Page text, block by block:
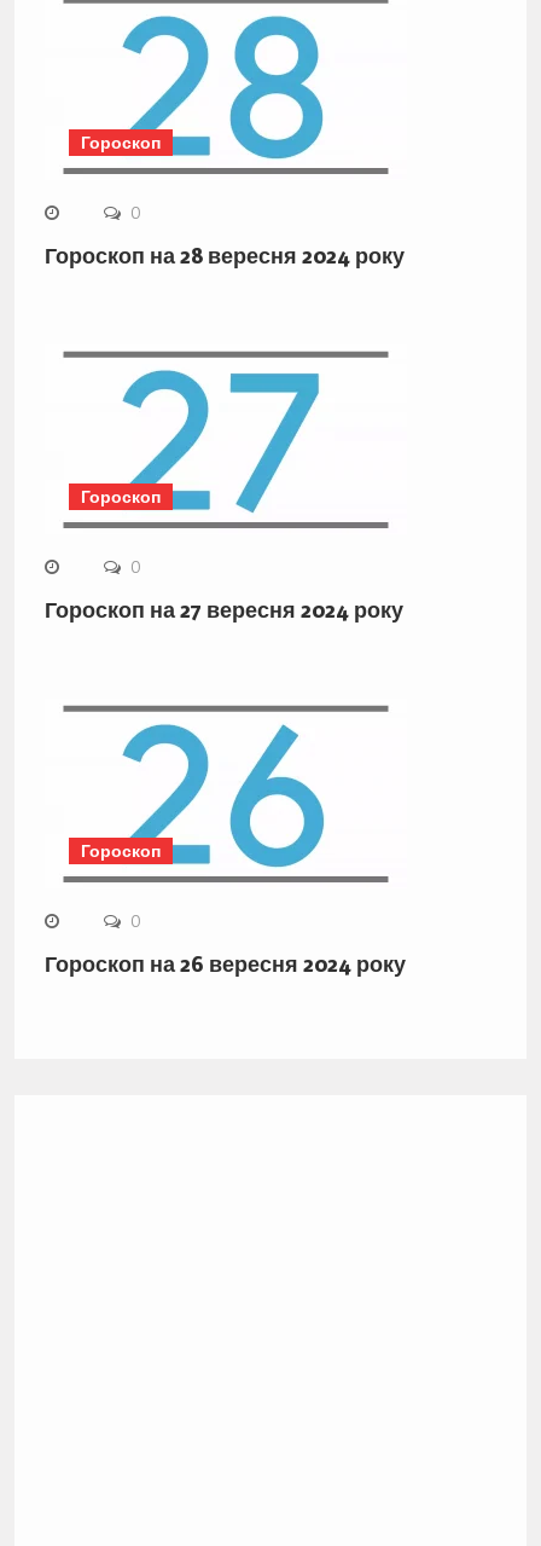
Гороскоп
0
Гороскоп на 28 вересня 2024 року
Гороскоп
0
Гороскоп на 27 вересня 2024 року
Гороскоп
0
Гороскоп на 26 вересня 2024 року